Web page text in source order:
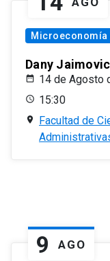
Microeconomía
Dany
14 de Agosto
15:30
Facultad de
9 AGO